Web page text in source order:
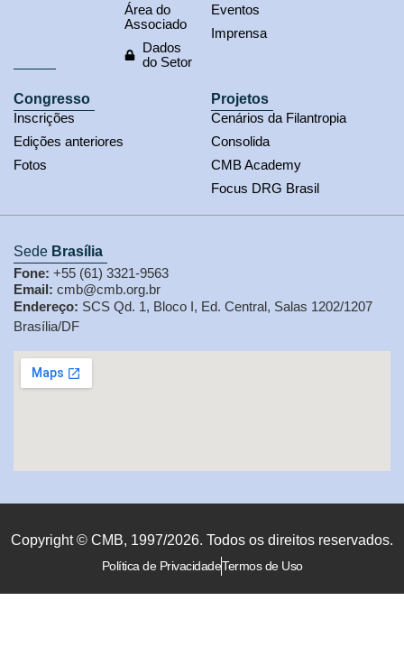
Área do
Associado
Dados
do Setor
Eventos
Imprensa
Congresso
Inscrições
Edições anteriores
Fotos
Projetos
Cenários da Filantropia
Consolida
CMB Academy
Focus DRG Brasil
Sede Brasília
Fone: +55 (61) 3321-9563
Email: cmb@cmb.org.br
Endereço: SCS Qd. 1, Bloco I, Ed. Central, Salas 1202/1207
Brasília/DF
Copyright © CMB, 1997/2026. Todos os direitos reservados.
Política de PrivacidadeTermos de Uso